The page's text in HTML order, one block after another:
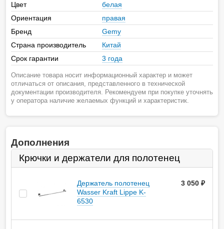
Цвет
белая
Ориентация
правая
Бренд
Gemy
Страна производитель
Китай
Срок гарантии
3 года
Описание товара носит информационный характер и может
отличаться от описания, представленного в технической
документации производителя. Рекомендуем при покупке уточнять
у оператора наличие желаемых функций и характеристик.
Дополнения
Крючки и держатели для полотенец
Держатель полотенец
Wasser Kraft Lippe K-
6530
3 050